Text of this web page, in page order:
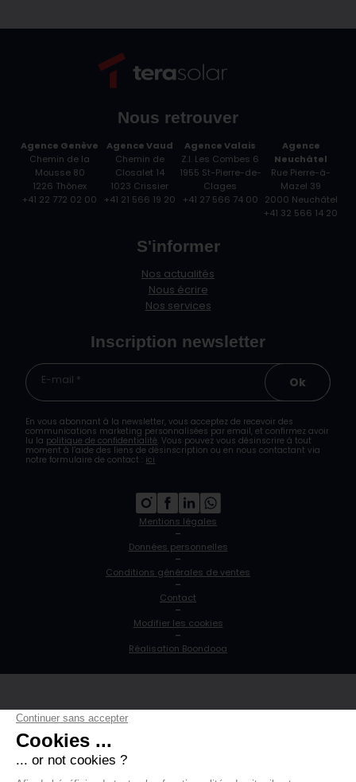
Nous retrouver
Agence Genève
Chemin de la
Mousse 80
1226 Thônex
+41 22 772 02 00
Agence Vaud
Chemin de
Closalet 14
1023 Crissier
+41 21 566 19 20
Agence Valais
Z.I. Les Combes 6
1955 St-Pierre-de-
Clages
+41 27 566 74 00
Agence
Neuchâtel
Rue Pierre-à-
Mazel 39
2000 Neuchâtel
+41 32 566 14 20
S'informer
Nos actualités
Nous écrire
Nos services
Inscription newsletter
E-mail * Ok
En vous abonnant à la newsletter, vous acceptez de recevoir des
communications marketing personnalisées par email, et confirmez avoir
lu la politique de confidentialité . Vous pouvez vous désinscrire à tout
moment à l’aide des liens de désinscription ou en nous contactant via
notre formulaire de contact : ici
Mentions légales
-
Données personnelles
-
Conditions générales de ventes
-
Contact
-
Modifier les cookies
-
Réalisation Boondooa